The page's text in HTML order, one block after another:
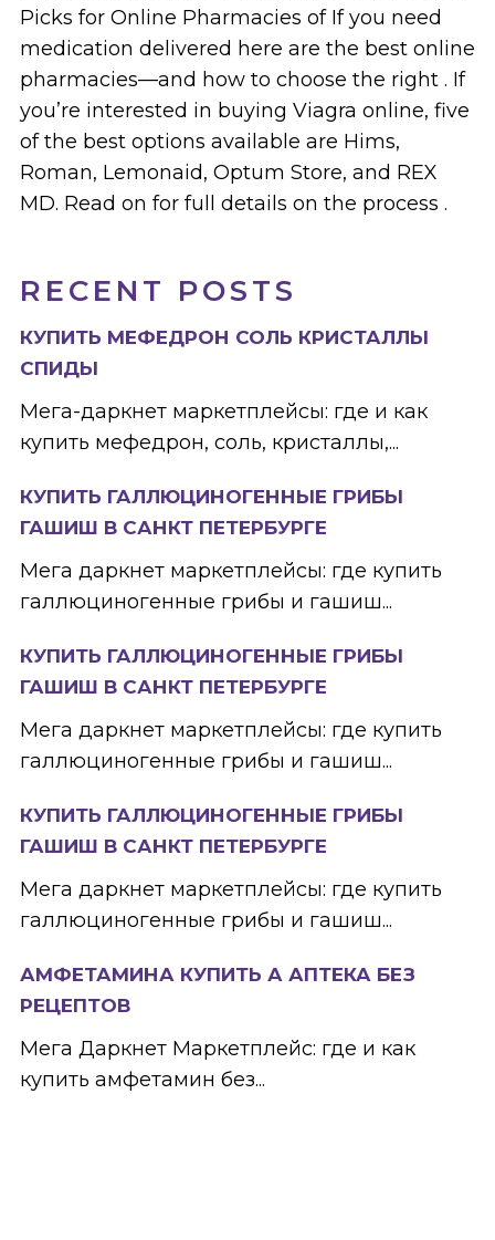
RECENT POSTS
КУПИТЬ МЕФЕДРОН СОЛЬ КРИСТАЛЛЫ
СПИДЫ
Мега-даркнет маркетплейсы: где и как
купить мефедрон, соль, кристаллы,...
КУПИТЬ ГАЛЛЮЦИНОГЕННЫЕ ГРИБЫ
ГАШИШ В САНКТ ПЕТЕРБУРГЕ
Мега даркнет маркетплейсы: где купить
галлюциногенные грибы и гашиш...
КУПИТЬ ГАЛЛЮЦИНОГЕННЫЕ ГРИБЫ
ГАШИШ В САНКТ ПЕТЕРБУРГЕ
Мега даркнет маркетплейсы: где купить
галлюциногенные грибы и гашиш...
КУПИТЬ ГАЛЛЮЦИНОГЕННЫЕ ГРИБЫ
ГАШИШ В САНКТ ПЕТЕРБУРГЕ
Мега даркнет маркетплейсы: где купить
галлюциногенные грибы и гашиш...
АМФЕТАМИНА КУПИТЬ А АПТЕКА БЕЗ
РЕЦЕПТОВ
Мега Даркнет Маркетплейс: где и как
купить амфетамин без...
Picks for Online Pharmacies of If you need
medication delivered here are the best online
pharmacies—and how to choose the right . If
you’re interested in buying Viagra online, five
of the best options available are Hims,
Roman, Lemonaid, Optum Store, and REX
MD. Read on for full details on the process .